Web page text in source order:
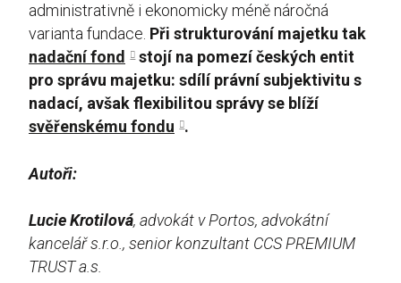
administrativně i ekonomicky méně náročná
varianta fundace. Při strukturování majetku tak
nadační fond
stojí na pomezí českých entit
pro správu majetku: sdílí právní subjektivitu s
nadací, avšak flexibilitou správy se blíží
svěřenskému fondu .
Autoři:
Lucie Krotilová, advokát v Portos, advokátní
kancelář s.r.o., senior konzultant CCS PREMIUM
TRUST a.s.